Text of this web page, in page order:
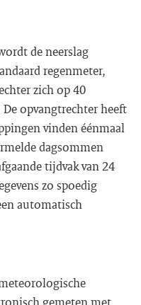
de neerslag
regenmeter,
zich op 40
opvangtrechter heeft
vinden éénmaal
dagsommen
tijdvak van 24
zo spoedig
automatisch
gemeten met